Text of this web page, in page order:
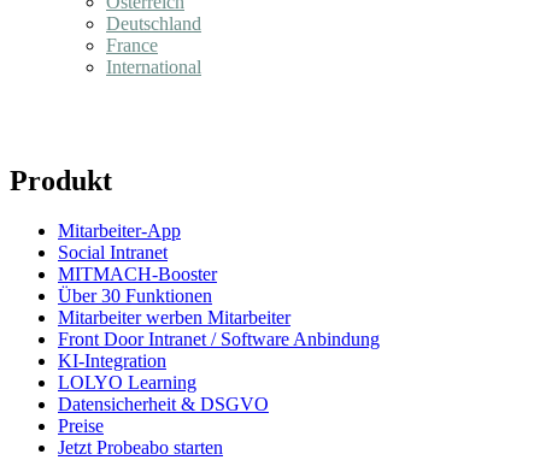
Deutschland
France
International
Produkt
Mitarbeiter-App
Social Intranet
MITMACH-Booster
Über 30 Funktionen
Mitarbeiter werben Mitarbeiter
Front Door Intranet / Software Anbindung
KI-Integration
LOLYO Learning
Datensicherheit & DSGVO
Preise
Jetzt Probeabo starten